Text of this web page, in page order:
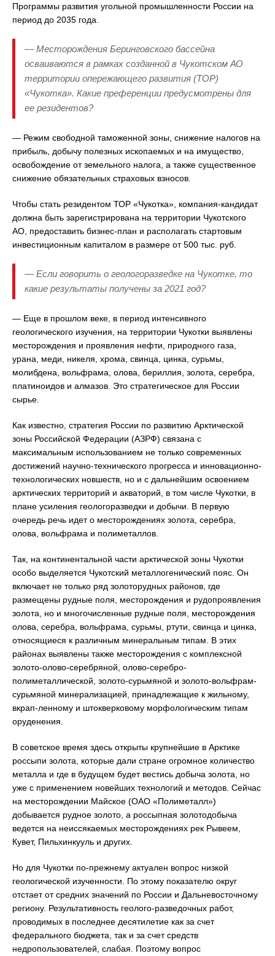
Программы развития угольной промышленности России на
период до 2035 года.
— Месторождения Беринговского бассейна
осваиваются в рамках созданной в Чукотском АО
территории опережающего развития (ТОР)
«Чукотка». Какие преференции предусмотрены для
ее резидентов?
— Режим свободной таможенной зоны, снижение налогов на
прибыль, добычу полезных ископаемых и на имущество,
освобождение от земельного налога, а также существенное
снижение обязательных страховых взносов.
Чтобы стать резидентом ТОР «Чукотка», компания-кандидат
должна быть зарегистрирована на территории Чукотского
АО, предоставить бизнес-план и располагать стартовым
инвестиционным капиталом в размере от 500 тыс. руб.
— Если говорить о геологоразведке на Чукотке, то
какие результаты получены за 2021 год?
— Еще в прошлом веке, в период интенсивного
геологического изучения, на территории Чукотки выявлены
месторождения и проявления нефти, природного газа,
урана, меди, никеля, хрома, свинца, цинка, сурьмы,
молибдена, вольфрама, олова, бериллия, золота, серебра,
платиноидов и алмазов. Это стратегическое для России
сырье.
Как известно, стратегия России по развитию Арктической
зоны Российской Федерации (АЗРФ) связана с
максимальным использованием не только современных
достижений научно-технического прогресса и инновационно-
технологических новшеств, но и с дальнейшим освоением
арктических территорий и акваторий, в том числе Чукотки, в
плане усиления геологоразведки и добычи. В первую
очередь речь идет о месторождениях золота, серебра,
олова, вольфрама и полиметаллов.
Так, на континентальной части арктической зоны Чукотки
особо выделяется Чукотский металлогенический пояс. Он
включает не только ряд золоторудных районов, где
размещены рудные поля, месторождения и рудопроявления
золота, но и многочисленные рудные поля, месторождения
олова, серебра, вольфрама, сурьмы, ртути, свинца и цинка,
относящиеся к различным минеральным типам. В этих
районах выявлены также месторождения с комплексной
золото-олово-серебряной, олово-серебро-
полиметаллической, золото-сурьмяной и золото-вольфрам-
сурьмяной минерализацией, принадлежащие к жильному,
вкрап-ленному и штокверковому морфологическим типам
оруденения.
В советское время здесь открыты крупнейшие в Арктике
россыпи золота, которые дали стране огромное количество
металла и где в будущем будет вестись добыча золота, но
уже с применением новейших технологий и методов. Сейчас
на месторождении Майское (ОАО «Полиметалл»)
добывается рудное золото, а россыпная золотодобыча
ведется на неиссякаемых месторождениях рек Рывеем,
Кувет, Пильхинкууль и других.
Но для Чукотки по-прежнему актуален вопрос низкой
геологической изученности. По этому показателю округ
отстает от средних значений по России и Дальневосточному
региону. Результативность геолого-разведочных работ,
проводимых в последнее десятилетие как за счет
федерального бюджета, так и за счет средств
недропользователей, слабая. Поэтому вопрос